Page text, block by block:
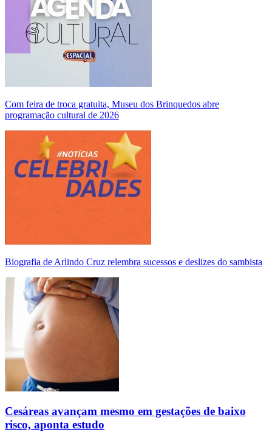
Com feira de troca gratuita, Museu dos Brinquedos abre
programação cultural de 2026
Biografia de Arlindo Cruz relembra sucessos e deslizes do sambista
Cesáreas avançam mesmo em gestações de baixo
risco, aponta estudo